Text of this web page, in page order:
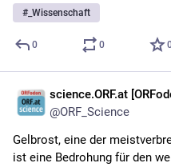
# _Wissenschaft
0 0
science.ORF.at
@ORF_Science
Gelbrost, eine der
ist eine Bedrohung für den